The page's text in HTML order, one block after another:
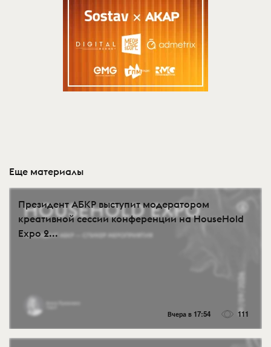
Еще материалы
Президент АБКР выступит модератором
креативной сессии конференции на HouseHold
Expo 2...
Вчера в 17:54 111